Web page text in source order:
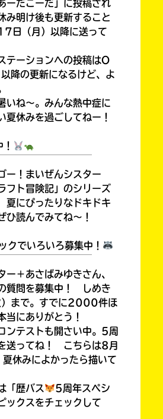
ーだこーだ」に投稿され
み明け後も更新すること
日（月）以降に送って
テーションへの投稿はO
降の更新になるけど、よ
いね～。みんな熱中症に
夏休みを過ごしてねー！
ー！まいぜんシスター
フト冒険記」のシリーズ
にぴったりなドキドキ
ひ読んでみてね～！
クでいろいろ募集中！
ー＋あさばみゆきさん、
質問を募集中！ しめき
まで。すでに2000件ほ
当にありがとう！
ンテストも開さい中。5周
送ってね！ こちらは8月
休みによかったら描いて
「歴バス
5周年スペシ
ックスをチェックして